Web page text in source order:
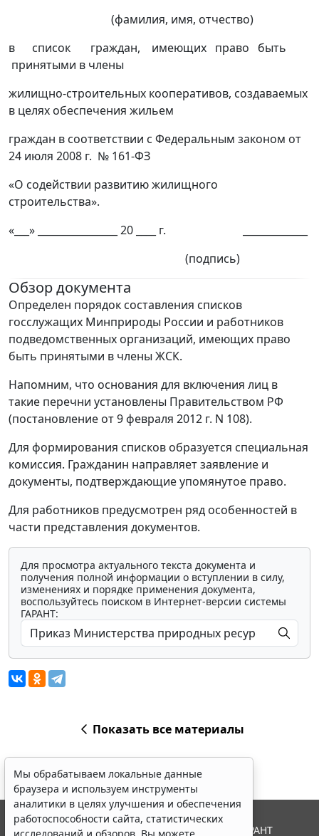
(фамилия, имя, отчество)
в список граждан, имеющих право быть
принятыми в члены
жилищно-строительных кооперативов, создаваемых
в целях обеспечения жильем
граждан в соответствии с Федеральным законом от
24 июля 2008 г. № 161-ФЗ
«О содействии развитию жилищного
строительства».
«___» ________________ 20 ____ г. _____________
(подпись)
Обзор документа
Определен порядок составления списков
госслужащих Минприроды России и работников
подведомственных организаций, имеющих право
быть принятыми в члены ЖСК.
Напомним, что основания для включения лиц в
такие перечни установлены Правительством РФ
(постановление от 9 февраля 2012 г. N 108).
Для формирования списков образуется специальная
комиссия. Гражданин направляет заявление и
документы, подтверждающие упомянутое право.
Для работников предусмотрен ряд особенностей в
части представления документов.
Для просмотра актуального текста документа и
получения полной информации о вступлении в силу,
изменениях и порядке применения документа,
воспользуйтесь поиском в Интернет-версии системы
ГАРАНТ:
Показать все материалы
Мы обрабатываем локальные данные
браузера и используем инструменты
аналитики в целях улучшения и обеспечения
работоспособности сайта, статистических
© ООО "НПП "ГАРАНТ-СЕРВИС", 2026. Система ГАРАНТ